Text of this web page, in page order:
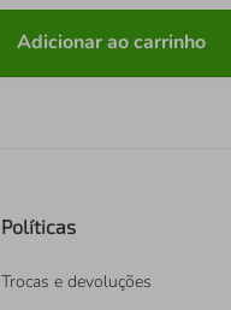
Adicionar ao carrinho
Políticas
Trocas e devoluções